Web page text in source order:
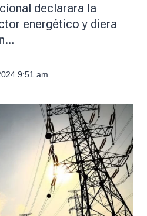
declarara la
energético y diera
9:51 am